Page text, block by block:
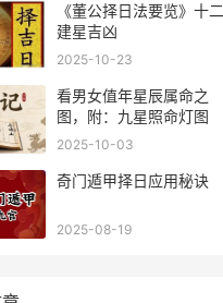
《董公择日法要览》十二
建星吉凶
2025-10-23
看男女值年星辰属命之
图，附：九星照命灯图
2025-10-03
奇门遁甲择日应用秘诀
2025-08-19